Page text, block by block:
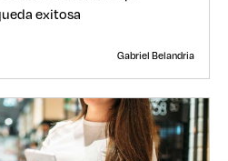
exitosa
Gabriel Belandria